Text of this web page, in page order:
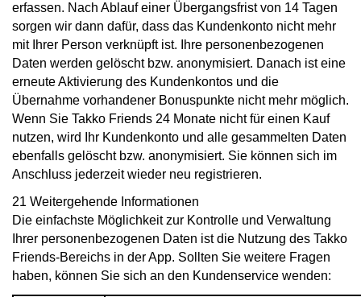
erfassen. Nach Ablauf einer Übergangsfrist von 14 Tagen
sorgen wir dann dafür, dass das Kundenkonto nicht mehr
mit Ihrer Person verknüpft ist. Ihre personenbezogenen
Daten werden gelöscht bzw. anonymisiert. Danach ist eine
erneute Aktivierung des Kundenkontos und die
Übernahme vorhandener Bonuspunkte nicht mehr möglich.
Wenn Sie Takko Friends 24 Monate nicht für einen Kauf
nutzen, wird Ihr Kundenkonto und alle gesammelten Daten
ebenfalls gelöscht bzw. anonymisiert. Sie können sich im
Anschluss jederzeit wieder neu registrieren.
21 Weitergehende Informationen
Die einfachste Möglichkeit zur Kontrolle und Verwaltung
Ihrer personenbezogenen Daten ist die Nutzung des Takko
Friends-Bereichs in der App. Sollten Sie weitere Fragen
haben, können Sie sich an den Kundenservice wenden: